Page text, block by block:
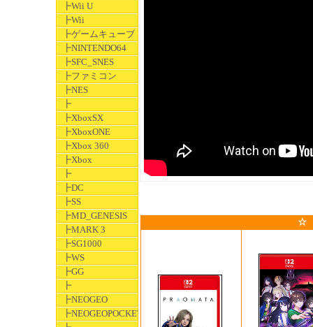
┣Wii U
┣Wii
┣ゲームキューブ
┣NINTENDO64
┣SFC_SNES
┣ファミコン
┣NES
┣
┣XboxSX
┣XboxONE
┣Xbox 360
┣Xbox
┣
┣DC
┣SS
┣MD_GENESIS
┣MARK 3
┣SG1000
┣WS
┣GG
┣
┣NEOGEO
┣NEOGEOPOCKET
☆